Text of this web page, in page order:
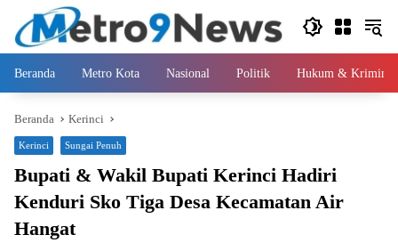
Langsung
konten
Beranda Metro Kota Nasional Politik Hukum & Kriminal
Beranda Kerinci
Kerinci Sungai Penuh
Bupati & Wakil Bupati Kerinci Hadiri
Kenduri Sko Tiga Desa Kecamatan Air
Hangat